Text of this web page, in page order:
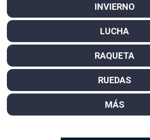
INVIERNO
LUCHA
RAQUETA
RUEDAS
MÁS